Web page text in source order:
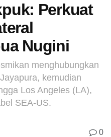
Perkuat
Nugini
menghubungkan
kemudian
Los Angeles (LA),
SEA-US.
0